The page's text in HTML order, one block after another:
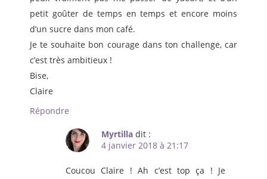
petit goûter de temps en temps et encore moins
d’un sucre dans mon café.
Je te souhaite bon courage dans ton challenge, car
c’est très ambitieux !
Bise,
Claire
Répondre
Myrtilla dit :
4 janvier 2018 à 21:17
Coucou Claire ! Ah c’est top ça ! Je